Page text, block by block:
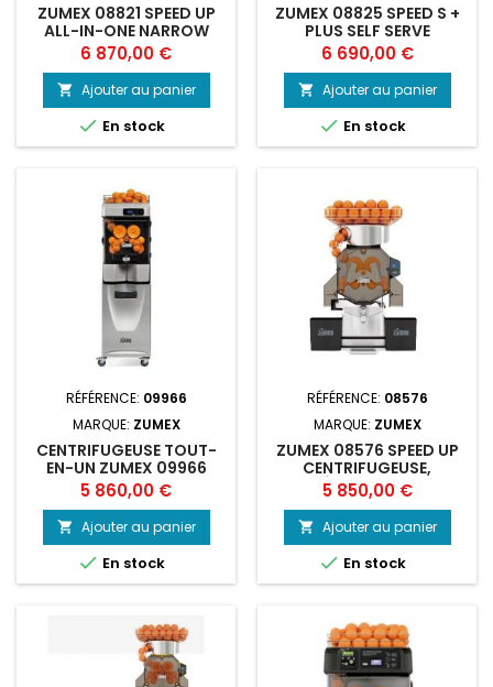
ZUMEX 08821 SPEED UP
ALL-IN-ONE NARROW
BLACK CENTR
Prix
6 870,00 €
 Ajouter au panier
 En stock
ZUMEX 08825 SPEED S +
PLUS SELF SERVE
CENTRIFUGEUS
Prix
6 690,00 €
 Ajouter au panier
 En stock
RÉFÉRENCE: 09966
MARQUE: ZUMEX
CENTRIFUGEUSE TOUT-
EN-UN ZUMEX 09966
Prix
5 860,00 €
 Ajouter au panier
 En stock
RÉFÉRENCE: 08576
MARQUE: ZUMEX
ZUMEX 08576 SPEED UP
CENTRIFUGEUSE,
ÉLECTRIQUE
Prix
5 850,00 €
 Ajouter au panier
 En stock